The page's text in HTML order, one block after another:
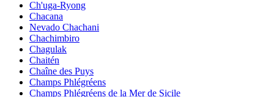
Ch'uga-Ryong
Chacana
Nevado Chachani
Chachimbiro
Chagulak
Chaitén
Chaîne des Puys
Champs Phlégréens
Champs Phlégréens de la Mer de Sicile